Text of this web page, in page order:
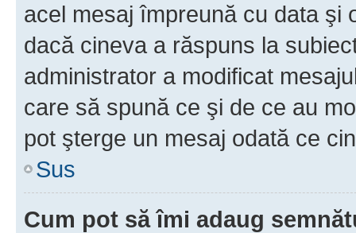
acel mesaj împreună cu data şi
dacă cineva a răspuns la
administrator a modificat
care să spună ce şi de ce au
pot şterge un mesaj odată ce
Sus
Cum pot să îmi adaug